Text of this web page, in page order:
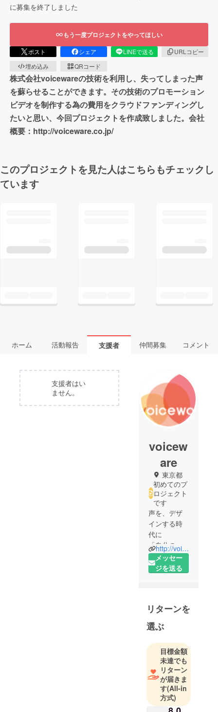
に募集を終了しました
もう一度プロジェクトをやってほしい
ポスト シェア LINEで送る
URLコピー
埋め込み
QRコード
株式会社voicewareの技術を利用し、失ってしまった声
を蘇らせることができます。その技術のプロモーション
ビデオを制作する為の費用をクラウドファンディングし
たいと思い、今回プロジェクトを作成致しました。会社
概要：http://voiceware.co.jp/
このプロジェクトを見た人はこちらもチェックし
ています
ホーム 活動報告 支援者 仲間募集 コメント
支援者はい
ません。
voicew
are
東京都
初めてのプ
ロジェクト
です
声を、デザ
インする時
代に
「自分の声
を様々な方
の声に自由
弊社独自の
最新のAIや研
究開発によ
り、
この技術が
可能になり
ました。
従来の技術
とは異な
り、
http://voiceware.co.jp/
メッセー
ジを送る
リターンを
選ぶ
目標金額
未達でも
リターン
が届きま
す(All-in
方式)